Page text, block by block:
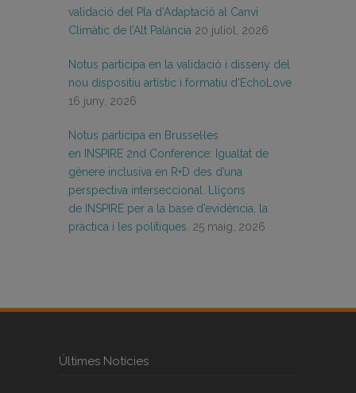
validació del Pla d’Adaptació al Canvi
Climàtic de l’Alt Palància 20 juliol, 2026
Notus participa en la validació i disseny del
nou dispositiu artístic i formatiu d’EchoLove
16 juny, 2026
Notus participa en Brussel·les
en INSPIRE 2nd Conference: Igualtat de
gènere inclusiva en R+D des d’una
perspectiva interseccional. Lliçons
de INSPIRE per a la base d’evidència, la
pràctica i les polítiques. 25 maig, 2026
Últimes Notícies